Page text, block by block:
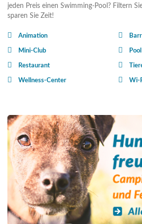
jeden Preis einen Swimming-Pool? Filtern
sparen Sie Zeit!
Animation
Mini-Club Pool
Restaurant
Wellness-Center Wi-